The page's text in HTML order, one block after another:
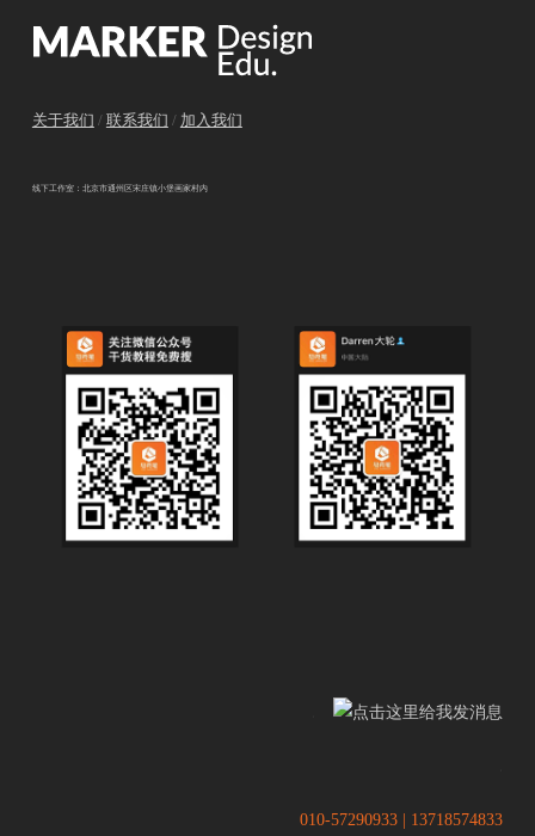
关于我们 / 联系我们 / 加入我们
线下工作室：北京市通州区宋庄镇小堡画家村内
010-57290933 | 13718574833